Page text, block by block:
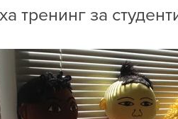
тренинг за